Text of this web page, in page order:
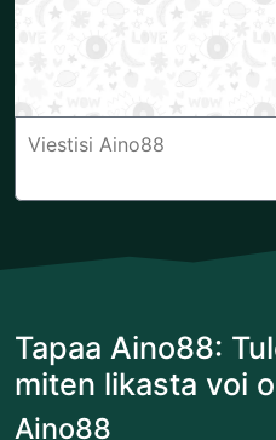
Tapaa Aino88:
miten likasta voi
Aino88